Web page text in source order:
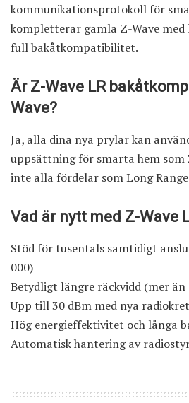
kommunikationsprotokoll för
kompletterar gamla Z-Wave med
full bakåtkompatibilitet.
Är Z-Wave LR
Wave?
Ja, alla dina nya prylar kan
uppsättning för smarta hem som
inte alla fördelar som Long
Vad är nytt med Z-Wave
Stöd för tusentals samtidigt
000)
Betydligt längre räckvidd (mer
Upp till 30 dBm med nya
Hög energieffektivitet och långa
Automatisk hantering av